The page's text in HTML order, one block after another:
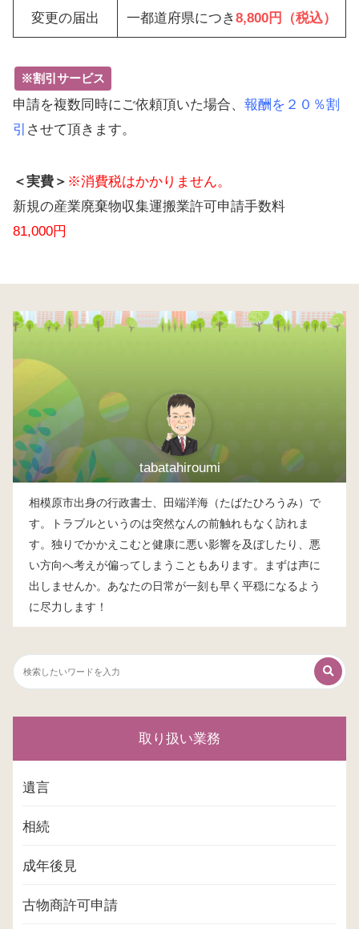
変更の届出 一都道府県につき8,800円（税込）
※割引サービス
申請を複数同時にご依頼頂いた場合、 報酬を２０％割
引 させて頂きます。
＜実費＞ ※消費税はかかりません。
新規の産業廃棄物収集運搬業許可申請手数料
81,000円
tabatahiroumi
相模原市出身の行政書士、田端洋海（たばたひろうみ）で
す。トラブルというのは突然なんの前触れもなく訪れま
す。独りでかかえこむと健康に悪い影響を及ぼしたり、悪
い方向へ考えが偏ってしまうこともあります。まずは声に
出しませんか。あなたの日常が一刻も早く平穏になるよう
に尽力します！
取り扱い業務
遺言
相続
成年後見
古物商許可申請